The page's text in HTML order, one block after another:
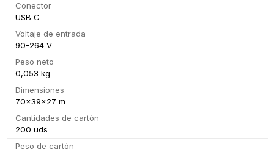
Conector
USB C
Voltaje de entrada
90-264 V
Peso neto
0,053 kg
Dimensiones
70x39x27 m
Cantidades de cartón
200 uds
Peso de cartón